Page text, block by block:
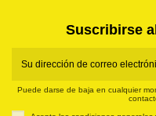
Suscribirse
Puede darse de baja en cualquier